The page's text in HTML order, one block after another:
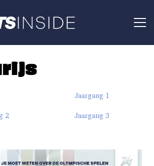
Jaargang 1
2 Jaargang 3